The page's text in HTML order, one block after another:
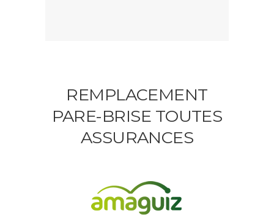
REMPLACEMENT
PARE-BRISE TOUTES
ASSURANCES